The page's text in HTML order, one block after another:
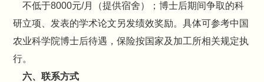
不低于8000元/月（提供宿舍）；博士后期间争取的科
研立项、发表的学术论文另发绩效奖励。具体可参考中国
农业科学院博士后待遇，保险按国家及加工所相关规定执
行。
六、联系方式